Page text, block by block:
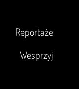
Reportaże
Wesprzyj